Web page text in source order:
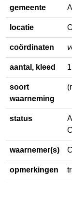
gemeente
locatie
coördinaten
aantal, kleed
soort
waarneming
status
waarnemer(s)
opmerkingen